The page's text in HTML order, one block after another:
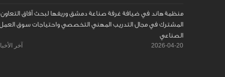
منظمة هاند في ضيافة غرفة صناعة دمشق وريفها لبحث آفاق التعاون
المشترك في مجال التدريب المهني التخصصي واحتياجات سوق
الصناعي
2026-04-20 آخر